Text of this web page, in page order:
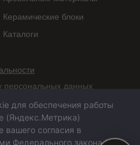
персональных данных
Каталоги
Керамические блоки
офертой,
статьи 437 ГК РФ
для обеспечения работы
(Яндекс.Метрика)
вашего согласия в
Федерального закона №